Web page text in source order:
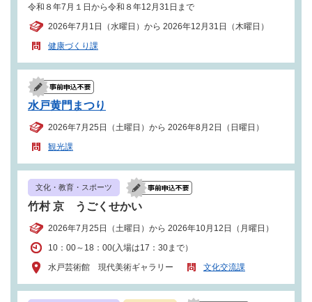
令和８年7月１日から令和８年12月31日まで
2026年7月1日（水曜日）から 2026年12月31日（木曜日）
健康づくり課
水戸黄門まつり
2026年7月25日（土曜日）から 2026年8月2日（日曜日）
観光課
文化・教育・スポーツ
竹村 京 うごくせかい
2026年7月25日（土曜日）から 2026年10月12日（月曜日）
10：00～18：00(入場は17：30まで）
水戸芸術館 現代美術ギャラリー
文化交流課